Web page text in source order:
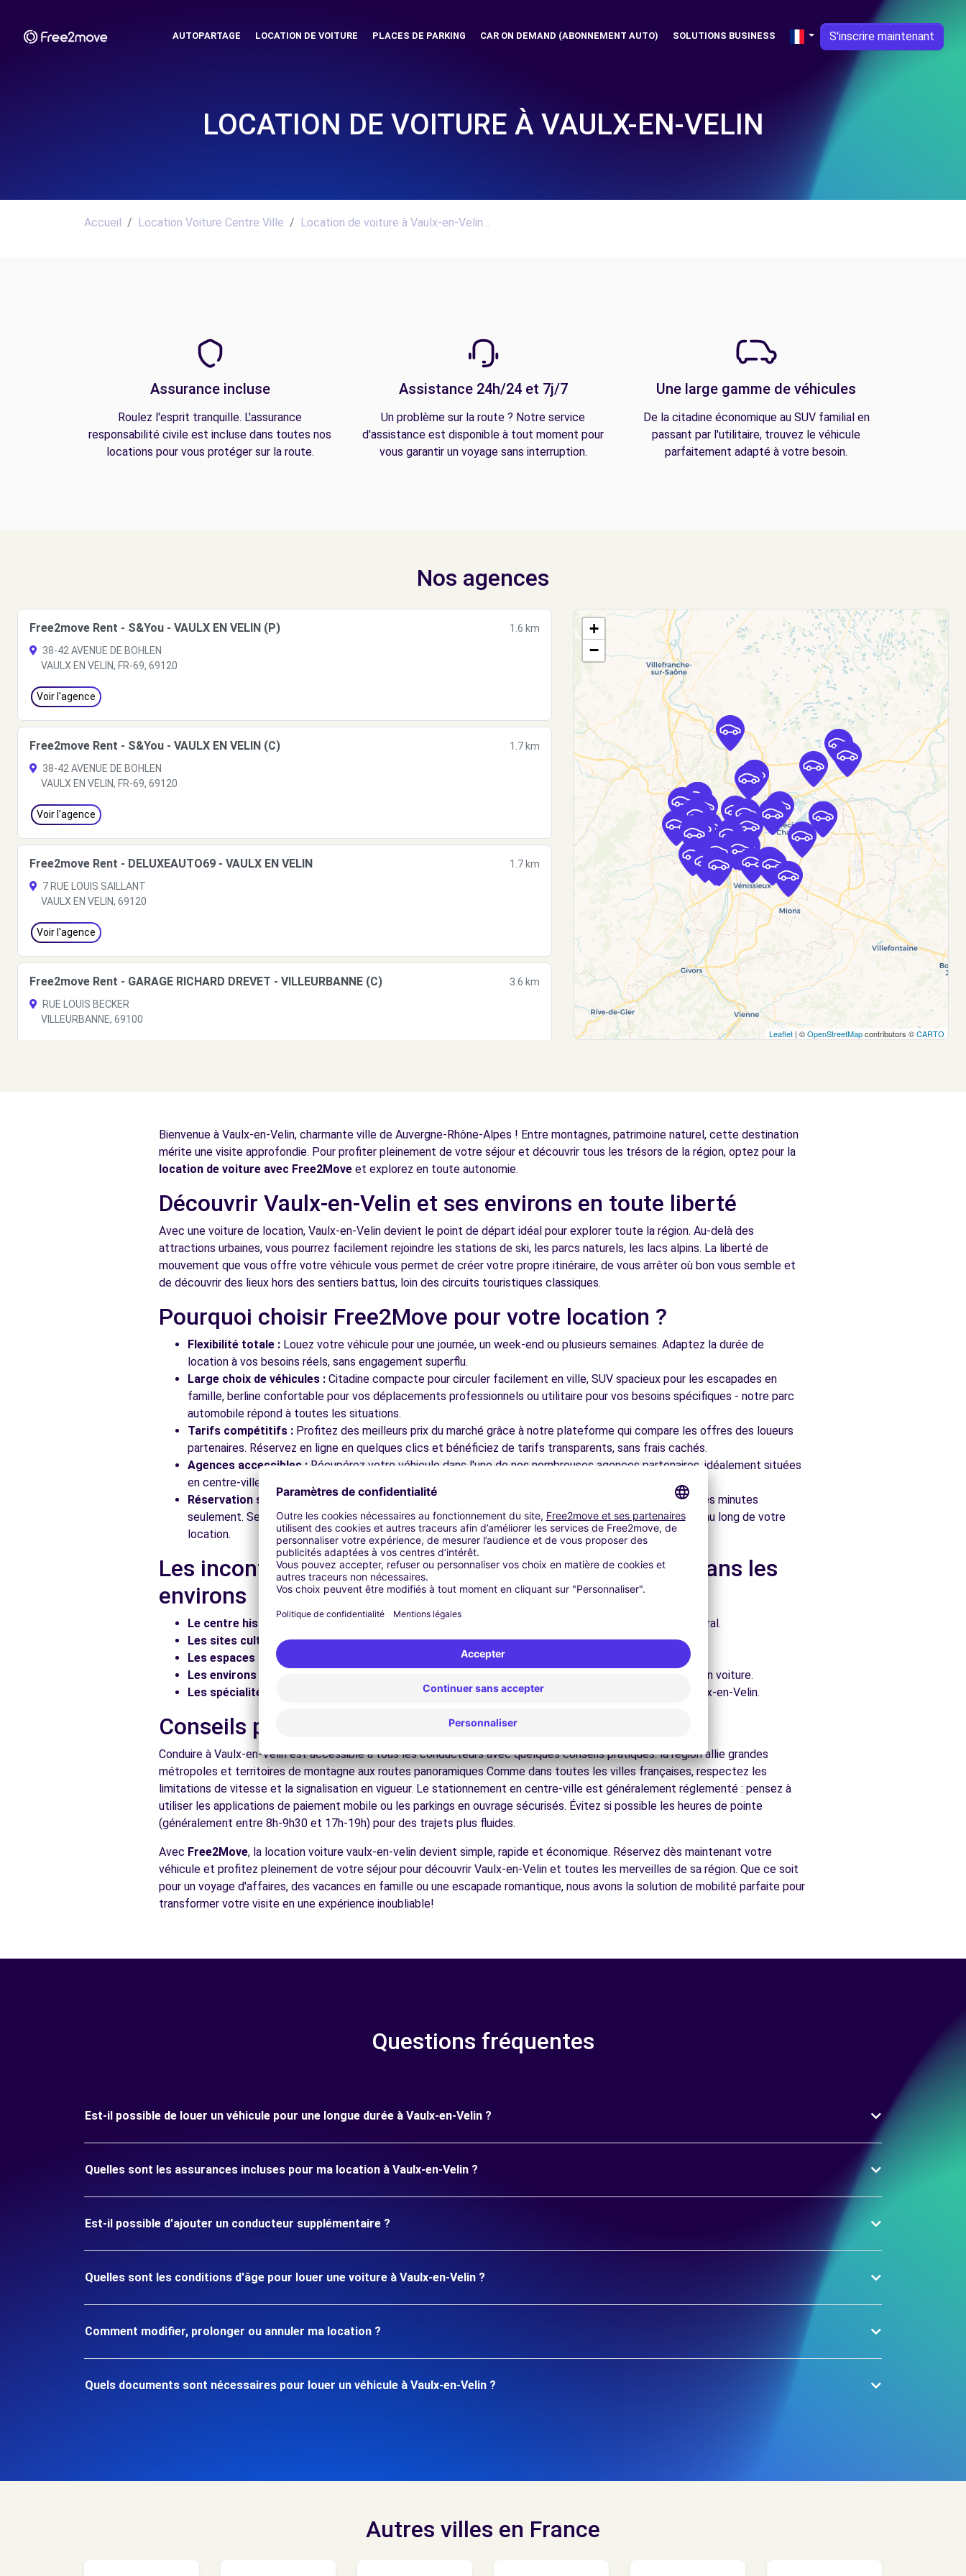
AUTOPARTAGE LOCATION DE VOITURE PLACES DE PARKING CAR ON DEMAND (ABONNEMENT AUTO) SOLUTIONS BUSINESS S'inscrire maintenant
LOCATION DE VOITURE À VAULX-EN-VELIN
Accueil Location Voiture Centre Ville Location de voiture à Vaulx-en-Velin...
Assurance incluse
Roulez l'esprit tranquille. L'assurance
responsabilité civile est incluse dans toutes nos
locations pour vous protéger sur la route.
Assistance 24h/24 et 7j/7
Un problème sur la route ? Notre service
d'assistance est disponible à tout moment pour
vous garantir un voyage sans interruption.
Une large gamme de véhicules
De la citadine économique au SUV familial en
passant par l'utilitaire, trouvez le véhicule
parfaitement adapté à votre besoin.
Nos agences
Free2move Rent - S&You - VAULX EN VELIN (P)
1.6 km
38-42 AVENUE DE BOHLEN
VAULX EN VELIN, FR-69, 69120
Voir l'agence
Free2move Rent - S&You - VAULX EN VELIN (C)
1.7 km
38-42 AVENUE DE BOHLEN
VAULX EN VELIN, FR-69, 69120
Voir l'agence
Free2move Rent - DELUXEAUTO69 - VAULX EN VELIN
1.7 km
7 RUE LOUIS SAILLANT
VAULX EN VELIN, 69120
Voir l'agence
Free2move Rent - GARAGE RICHARD DREVET - VILLEURBANNE (C)
3.6 km
RUE LOUIS BECKER
VILLEURBANNE, 69100
Free2move Rent - S&You - RILLIEUX LA PAPE (C)
4.7 km
Free2Move Rent - PSA RETAIL FRANCE - RILLIEUX LA PAPE (C) 24/7
4.7 km
2 AVENUE DE L'HIPPODROME
Free2Move Rent - GARAGE METROPOLE - LYON (C)
5.0 km
Voir toutes les agences
+
−
Leaflet | ©OpenStreetMapcontributors ©CARTO
Bienvenue à Vaulx-en-Velin, charmante ville de Auvergne-Rhône-Alpes ! Entre montagnes, patrimoine naturel, cette destination
mérite une visite approfondie. Pour profiter pleinement de votre séjour et découvrir tous les trésors de la région, optez pour la
location de voiture avec Free2Move et explorez en toute autonomie.
Découvrir Vaulx-en-Velin et ses environs en toute liberté
Avec une voiture de location, Vaulx-en-Velin devient le point de départ idéal pour explorer toute la région. Au-delà des
attractions urbaines, vous pourrez facilement rejoindre les stations de ski, les parcs naturels, les lacs alpins. La liberté de
mouvement que vous offre votre véhicule vous permet de créer votre propre itinéraire, de vous arrêter où bon vous semble et
de découvrir des lieux hors des sentiers battus, loin des circuits touristiques classiques.
Pourquoi choisir Free2Move pour votre location ?
Flexibilité totale : Louez votre véhicule pour une journée, un week-end ou plusieurs semaines. Adaptez la durée de
location à vos besoins réels, sans engagement superflu.
Large choix de véhicules : Citadine compacte pour circuler facilement en ville, SUV spacieux pour les escapades en
famille, berline confortable pour vos déplacements professionnels ou utilitaire pour vos besoins spécifiques - notre parc
automobile répond à toutes les situations.
Tarifs compétitifs : Profitez des meilleurs prix du marché grâce à notre plateforme qui compare les offres des loueurs
partenaires. Réservez en ligne en quelques clics et bénéficiez de tarifs transparents, sans frais cachés.
Agences accessibles : Récupérez votre véhicule dans l'une de nos nombreuses agences partenaires, idéalement situées
en centre-ville, en gare ou près des aéroports pour faciliter le démarrage de votre séjour.
Réservation simplifiée :Notre plateforme intuitive vous permet de réserver votre véhicule en quelques minutes
seulement. Service client disponible pour répondre à toutes vos questions et vous accompagner tout au long de votre
location.
Les incontournables à découvrir à Vaulx-en-Velin et dans les
environs
Le centre historique :
Flânez dans les ruelles du cœur de ville et découvrez son patrimoine architectural.
Les sites culturels :Visitez les musées et monuments qui font la richesse de Vaulx-en-Velin.
Les espaces naturels :
Profitez des parcs et jardins pour une pause détente en pleine nature.
Les environs :
Explorez les stations de ski, les parcs naturels, les lacs alpins, facilement accessibles en voiture.
Les spécialités locales :
Découvrez la gastronomie régionale dans les restaurants et marchés de Vaulx-en-Velin.
Conseils pratiques pour conduire à Vaulx-en-Velin
Conduire à Vaulx-en-Velin est accessible à tous les conducteurs avec quelques conseils pratiques. la région allie grandes
métropoles et territoires de montagne aux routes panoramiques Comme dans toutes les villes françaises, respectez les
limitations de vitesse et la signalisation en vigueur. Le stationnement en centre-ville est généralement réglementé : pensez à
utiliser les applications de paiement mobile ou les parkings en ouvrage sécurisés. Évitez si possible les heures de pointe
(généralement entre 8h-9h30 et 17h-19h) pour des trajets plus fluides.
Avec Free2Move, la location voiture vaulx-en-velin devient simple, rapide et économique. Réservez dès maintenant votre
véhicule et profitez pleinement de votre séjour pour découvrir Vaulx-en-Velin et toutes les merveilles de sa région. Que ce soit
pour un voyage d'affaires, des vacances en famille ou une escapade romantique, nous avons la solution de mobilité parfaite pour
transformer votre visite en une expérience inoubliable!
Questions fréquentes
Est-il possible de louer un véhicule pour une longue durée à Vaulx-en-Velin ?
Quelles sont les assurances incluses pour ma location à Vaulx-en-Velin ?
Est-il possible d'ajouter un conducteur supplémentaire ?
Quelles sont les conditions d'âge pour louer une voiture à Vaulx-en-Velin ?
Comment modifier, prolonger ou annuler ma location ?
Quels documents sont nécessaires pour louer un véhicule à Vaulx-en-Velin ?
Autres villes en France